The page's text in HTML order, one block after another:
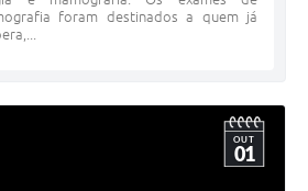
foram destinados a quem já
OUT
01